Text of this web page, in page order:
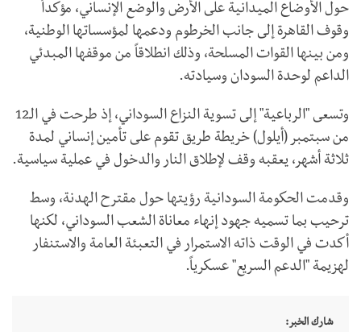
حول الأوضاع الميدانية على الأرض والوضع الإنساني، مؤكداً
وقوف القاهرة إلى جانب الخرطوم ودعمها لمؤسساتها الوطنية،
ومن بينها القوات المسلحة، وذلك انطلاقاً من موقفها المبدئي
الداعم لوحدة السودان وسيادته.
وتسعى "الرباعية" إلى تسوية النزاع السوداني، إذ طرحت في الـ12
من سبتمبر (أيلول) خريطة طريق تقوم على تأمين إنساني لمدة
ثلاثة أشهر، يعقبه وقف لإطلاق النار والدخول في عملية سياسية.
وقدمت الحكومة السودانية رؤيتها حول مقترح الهدنة، وسط
ترحيب بما تسميه جهود إنهاء معاناة الشعب السوداني، لكنها
أكدت في الوقت ذاته الاستمرار في التعبئة العامة والاستنفار
لهزيمة "الدعم السريع" عسكرياً.
شارك الخبر: